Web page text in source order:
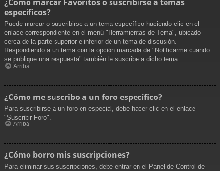
¿Cómo marcar Favoritos o suscribirse a temas
específicos?
Puede marcar o suscribirse a un tema específico haciendo clic en el
enlace correspondiente en el menú "Herramientas de Tema", ubicado
cerca de la parte superior e inferior de un tema de discusión.
Respondiendo a un tema con la opción marcada de "Notificarme cuando
se publique una respuesta" también le suscribe a dicho tema.
Arriba
¿Cómo me suscribo a un foro específico?
Para suscribirse a un foro en especial, debe hacer clic en el enlace
"Suscribir Foro".
Arriba
¿Cómo borro mis suscripciones?
Para eliminar sus suscripciones, debe entrar en el Panel de Control de